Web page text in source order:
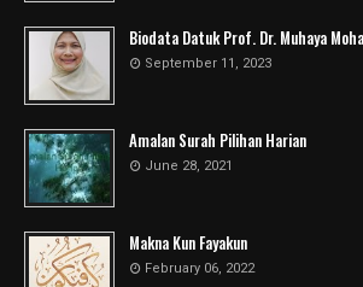
Biodata Datuk Prof. Dr. Muhaya
September 11, 2023
Amalan Surah Pilihan Harian
June 28, 2021
Makna Kun Fayakun
February 06, 2022